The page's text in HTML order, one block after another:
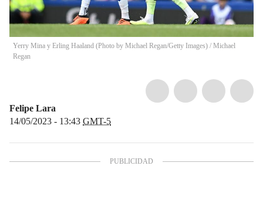
Yerry Mina y Erling Haaland (Photo by Michael Regan/Getty Images) / Michael
Regan
Felipe Lara
14/05/2023 - 13:43 GMT-5